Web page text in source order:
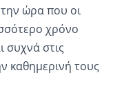
ώρα που οι
χρόνο
συχνά στις
καθημερινή τους